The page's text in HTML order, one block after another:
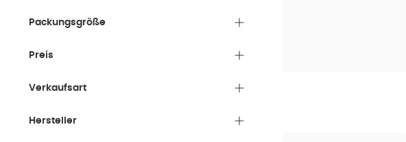
Packungsgröße
Preis
Verkaufsart
Hersteller